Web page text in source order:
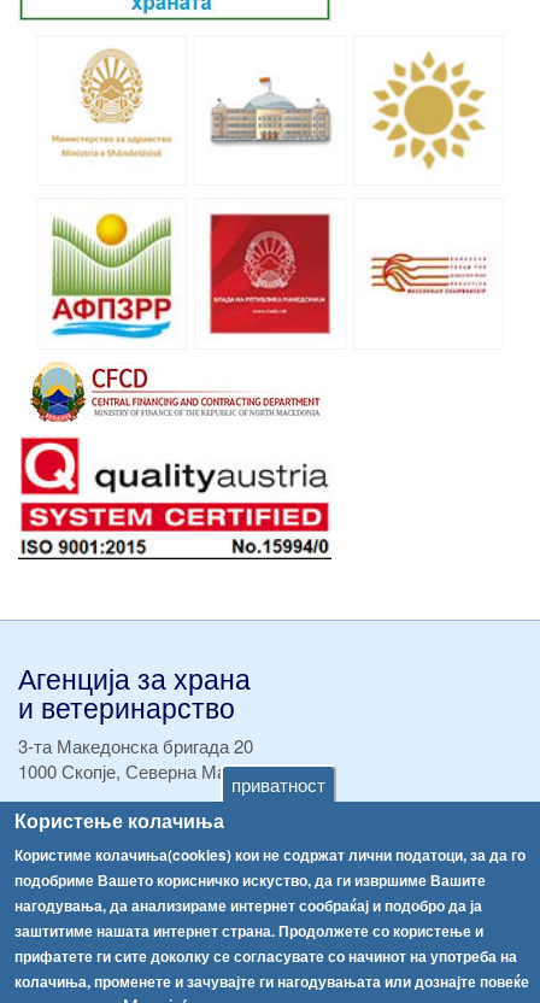
приватност
Користење колачиња
Користиме колачиња(cookies) кои не содржат лични податоци, за да го
подобриме Вашето корисничко искуство, да ги извршиме Вашите
нагодувања, да анализираме интернет сообраќај и подобро да ја
заштитиме нашата интернет страна. Продолжете со користење и
прифатете ги сите доколку се согласувате со начинот на употреба на
колачиња, променете и зачувајте ги нагодувањата или дознајте повеќе
Агенција за храна
и ветеринарство
3-та Македонска бригада 20
1000 Скопје, Северна Македонија
ТЕЛ:+389 2 2457 895
ТЕЛ:+389 2 2457 873
Факс:+389 2 2457 893
Факс:+389 2 2457 871
info@fva.gov.mk
[АХВ-претходна страна]